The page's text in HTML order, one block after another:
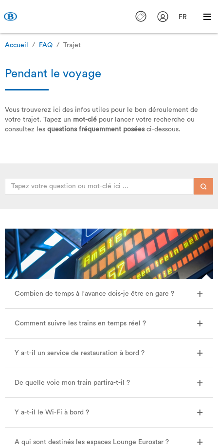
FR
Accueil FAQ Trajet
Pendant le voyage
Vous trouverez ici des infos utiles pour le bon déroulement de
votre trajet. Tapez un mot-clé pour lancer votre recherche ou
consultez les questions fréquemment poséesci-dessous.
Combien de temps à l'avance dois-je être en gare ?
Comment suivre les trains en temps réel ?
Y a-t-il un service de restauration à bord ?
De quelle voie mon train partira-t-il ?
Y a-t-il le Wi-Fi à bord ?
A qui sont destinés les espaces Lounge Eurostar ?